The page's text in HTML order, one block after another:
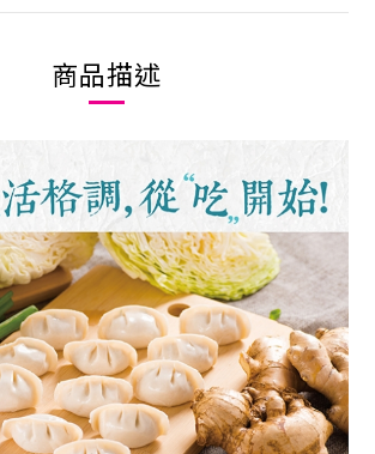
商品描述